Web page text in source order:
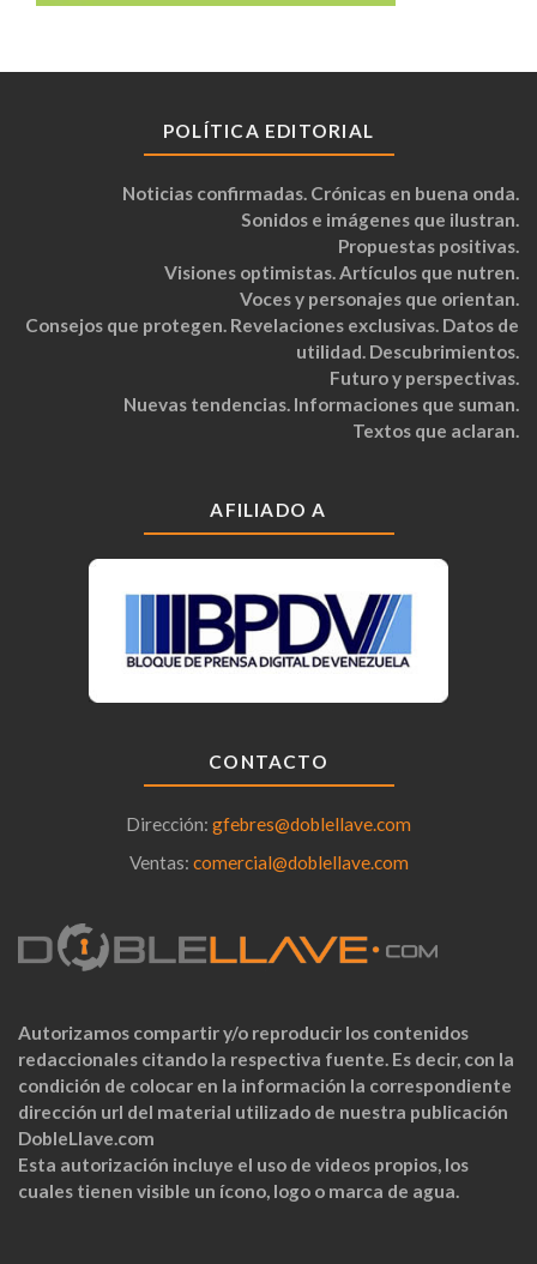
POLÍTICA EDITORIAL
Noticias confirmadas. Crónicas en buena onda.
Sonidos e imágenes que ilustran.
Propuestas positivas.
Visiones optimistas. Artículos que nutren.
Voces y personajes que orientan.
Consejos que protegen. Revelaciones exclusivas. Datos de
utilidad. Descubrimientos.
Futuro y perspectivas.
Nuevas tendencias. Informaciones que suman.
Textos que aclaran.
AFILIADO A
CONTACTO
Dirección: gfebres@doblellave.com
Ventas: comercial@doblellave.com
Autorizamos compartir y/o reproducir los contenidos
redaccionales citando la respectiva fuente. Es decir, con la
condición de colocar en la información la correspondiente
dirección url del material utilizado de nuestra publicación
DobleLlave.com
Esta autorización incluye el uso de videos propios, los
cuales tienen visible un ícono, logo o marca de agua.